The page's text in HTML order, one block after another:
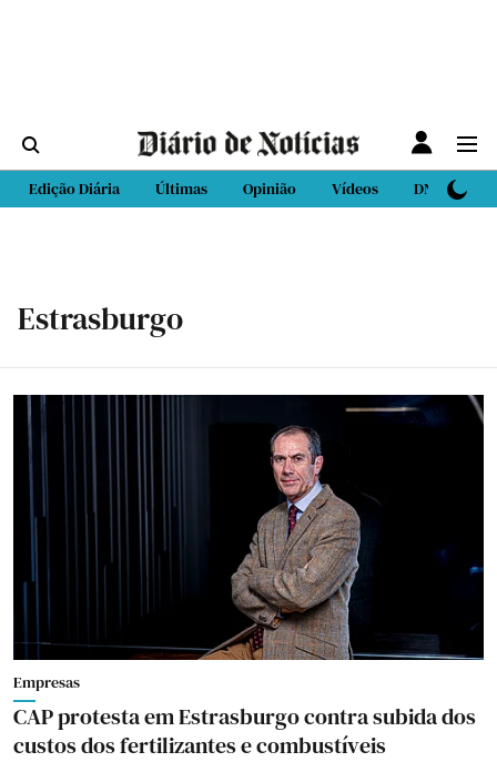
Edição Diária Últimas Opinião Vídeos DN Sport
Estrasburgo
Empresas
CAP protesta em Estrasburgo contra subida dos
custos dos fertilizantes e combustíveis